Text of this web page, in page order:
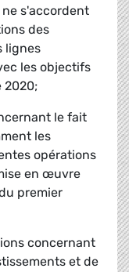
ne s'accordent
des
lignes
les objectifs
2020;
le fait
les
opérations
en œuvre
premier
concernant
et de